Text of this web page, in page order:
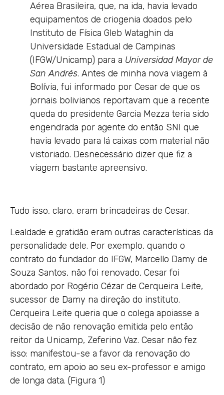
Aérea Brasileira, que, na ida, havia levado
equipamentos de criogenia doados pelo
Instituto de Física Gleb Wataghin da
Universidade Estadual de Campinas
(IFGW/Unicamp) para a Universidad Mayor de
San Andrés. Antes de minha nova viagem à
Bolívia, fui informado por Cesar de que os
jornais bolivianos reportavam que a recente
queda do presidente Garcia Mezza teria sido
engendrada por agente do então SNI que
havia levado para lá caixas com material não
vistoriado. Desnecessário dizer que fiz a
viagem bastante apreensivo.
Tudo isso, claro, eram brincadeiras de Cesar.
Lealdade e gratidão eram outras características da
personalidade dele. Por exemplo, quando o
contrato do fundador do IFGW, Marcello Damy de
Souza Santos, não foi renovado, Cesar foi
abordado por Rogério Cézar de Cerqueira Leite,
sucessor de Damy na direção do instituto.
Cerqueira Leite queria que o colega apoiasse a
decisão de não renovação emitida pelo então
reitor da Unicamp, Zeferino Vaz. Cesar não fez
isso: manifestou-se a favor da renovação do
contrato, em apoio ao seu ex-professor e amigo
de longa data. (Figura 1)